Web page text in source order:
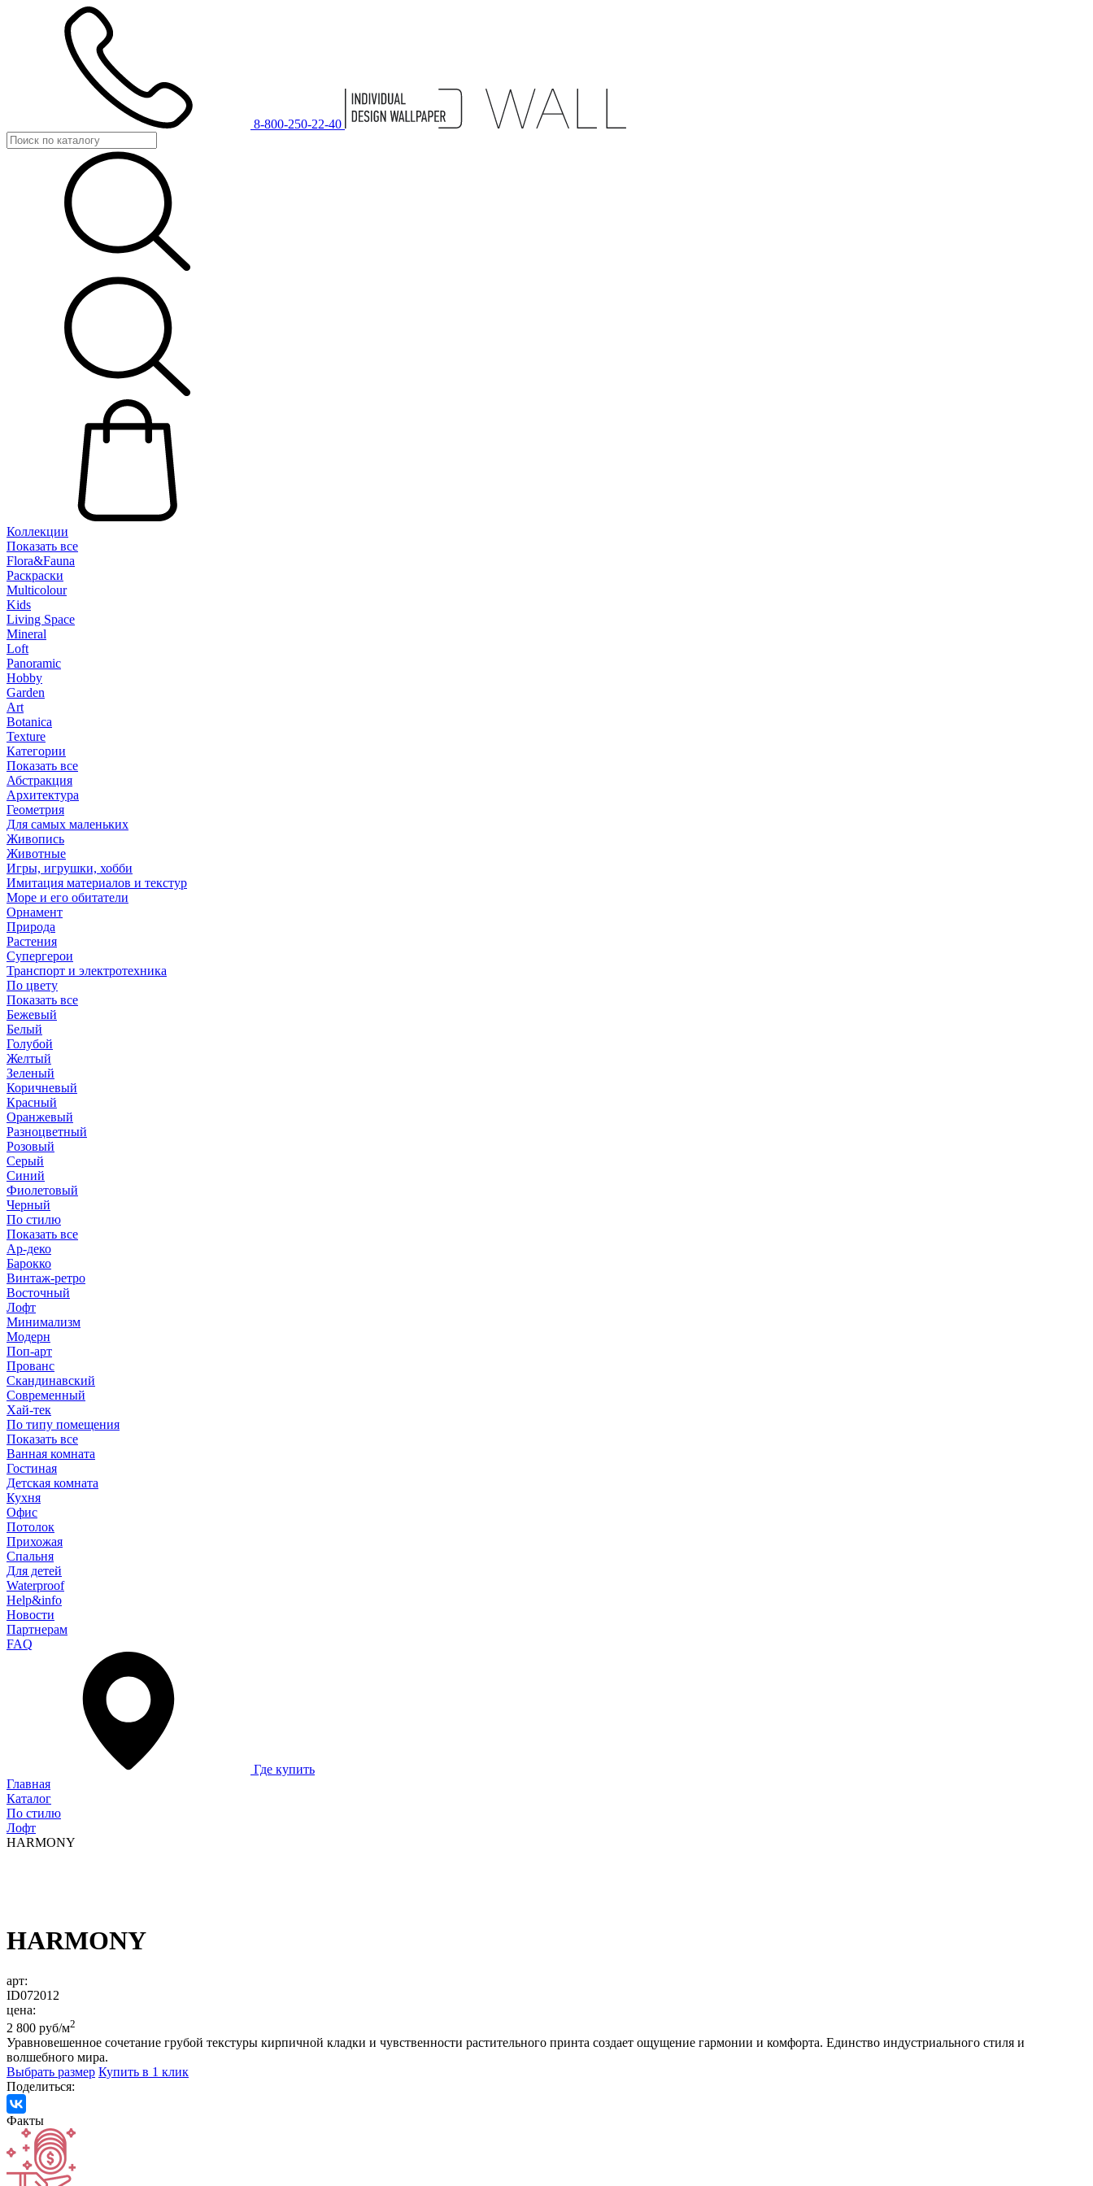
8-800-250-22-40
Коллекции
Показать все
Flora&Fauna
Раскраски
Multicolour
Kids
Living Space
Mineral
Loft
Panoramic
Hobby
Garden
Art
Botanica
Texture
Категории
Показать все
Абстракция
Архитектура
Геометрия
Для самых маленьких
Живопись
Животные
Игры, игрушки, хобби
Имитация материалов и текстур
Море и его обитатели
Орнамент
Природа
Растения
Супергерои
Транспорт и электротехника
По цвету
Показать все
Бежевый
Белый
Голубой
Желтый
Зеленый
Коричневый
Красный
Оранжевый
Разноцветный
Розовый
Серый
Синий
Фиолетовый
Черный
По стилю
Показать все
Ар-деко
Барокко
Винтаж-ретро
Восточный
Лофт
Минимализм
Модерн
Поп-арт
Прованс
Скандинавский
Современный
Хай-тек
По типу помещения
Показать все
Ванная комната
Гостиная
Детская комната
Кухня
Офис
Потолок
Прихожая
Спальня
Для детей
Waterproof
Help&info
Новости
Партнерам
FAQ
Где купить
Главная
Каталог
По стилю
Лофт
HARMONY
HARMONY
арт:
ID072012
цена:
2 800 руб/м2
Уравновешенное сочетание грубой текстуры кирпичной кладки и чувственности растительного принта создает ощущение гармонии и комфорта. Единство индустриального стиля и
волшебного мира.
Выбрать размер Купить в 1 клик
Поделиться:
Факты